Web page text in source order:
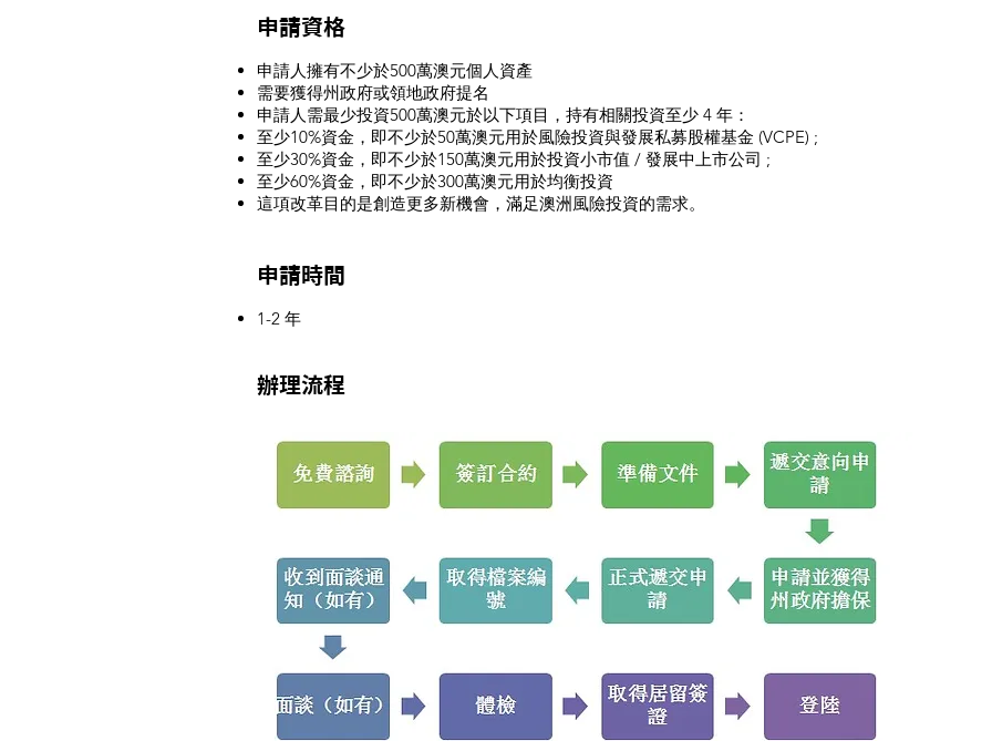
申請資格
申請人擁有不少於500萬澳元個人資產
需要獲得州政府或領地政府提名
申請人需最少投資500萬澳元於以下項目，持有相關投資至少 4 年：
至少10%資金，即不少於50萬澳元用於風險投資與發展私募股權基金 (VCPE) ;
至少30%資金，即不少於150萬澳元用於投資小市值 / 發展中上市公司 ;
至少60%資金，即不少於300萬澳元用於均衡投資
這項改革目的是創造更多新機會，滿足澳洲風險投資的需求。
申請時間
1-2 年
辦理流程